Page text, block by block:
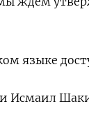
языке
и Исмаил